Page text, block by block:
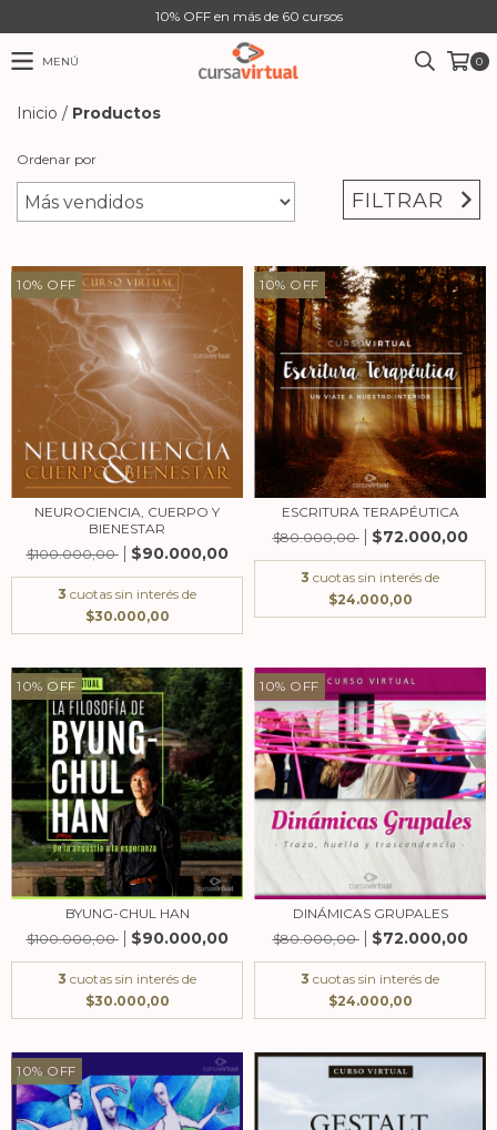
10% OFF en más de 60 cursos
MENÚ 0
Inicio / Productos
Ordenar por
FILTRAR
10% OFF
NEUROCIENCIA, CUERPO Y
BIENESTAR
$100.000,00
$90.000,00
3 cuotas sin interés de
$30.000,00
10% OFF
ESCRITURA TERAPÉUTICA
$80.000,00
$72.000,00
3 cuotas sin interés de
$24.000,00
10% OFF
BYUNG-CHUL HAN
$100.000,00
$90.000,00
3 cuotas sin interés de
$30.000,00
10% OFF
DINÁMICAS GRUPALES
$80.000,00
$72.000,00
3 cuotas sin interés de
$24.000,00
10% OFF